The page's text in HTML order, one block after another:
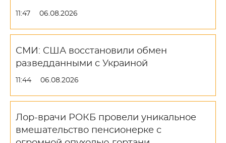
11:47 06.08.2026
СМИ: США восстановили обмен
разведданными с Украиной
11:44 06.08.2026
Лор-врачи РОКБ провели уникальное
вмешательство пенсионерке с